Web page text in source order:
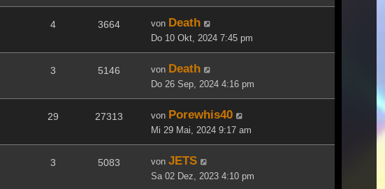
4 3664 von Death
Do 10 Okt, 2024 7:45 pm
3 5146 von Death
Do 26 Sep, 2024 4:16 pm
29 27313 von Porewhis40
Mi 29 Mai, 2024 9:17 am
3 5083 von JETS
Sa 02 Dez, 2023 4:10 pm